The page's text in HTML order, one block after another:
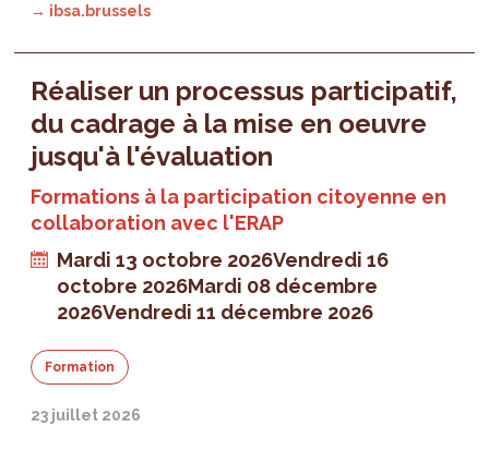
→ ibsa.brussels
Réaliser un processus participatif,
du cadrage à la mise en oeuvre
jusqu'à l'évaluation
Formations à la participation citoyenne en
collaboration avec l'ERAP
Mardi 13 octobre 2026Vendredi 16
octobre 2026Mardi 08 décembre
2026Vendredi 11 décembre 2026
Formation
23 juillet 2026